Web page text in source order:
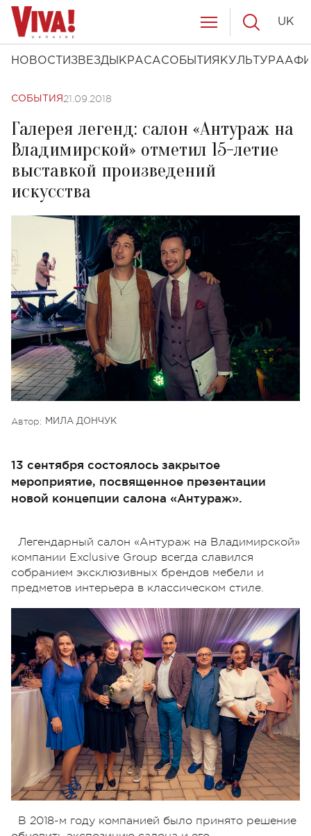
НОВОСТИ ЗВЕЗДЫ КРАСАСОБЫТИЯ КУЛЬТУРА
UK
СОБЫТИЯ 21.09.2018
Галерея легенд: салон «Антураж на
Владимирской» отметил 15-летие
выставкой произведений
искусства
Автор: МИЛА ДОНЧУК
13 сентября состоялось закрытое
мероприятие, посвященное презентации
новой концепции салона «Антураж».
Легендарный салон «Антураж на Владимирской»
компании Exclusive Group всегда славился
собранием эксклюзивных брендов мебели и
предметов интерьера в классическом стиле.
В 2018-м году компанией было принято решение